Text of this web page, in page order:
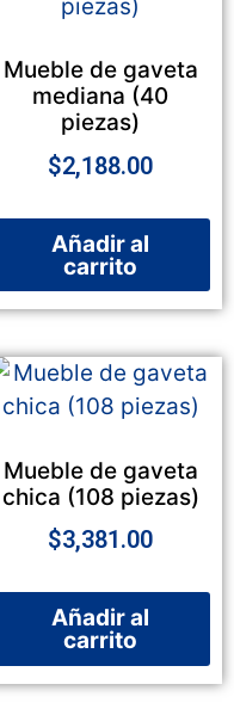
Mueble de gaveta
mediana (40
piezas)
$2,188.00
Añadir al
carrito
Mueble de gaveta
chica (108 piezas)
$3,381.00
Añadir al
carrito